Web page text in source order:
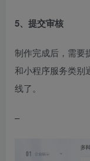
5、提交审核
制作完成后，需要
和小程序服务类别
线了。
–